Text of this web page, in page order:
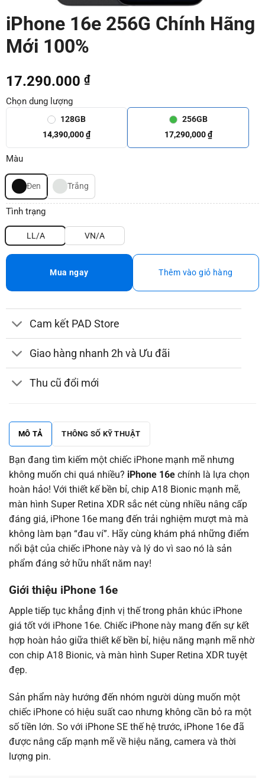
iPhone 16e 256G Chính Hãng
Mới 100%
17.290.000 ₫
Chọn dung lượng
128GB
14,390,000 ₫
256GB
17,290,000 ₫
Màu
Đen Trắng
Tình trạng
LL/A VN/A
Thêm vào giỏ hàng
Mua ngay
Cam kết PAD Store
Giao hàng nhanh 2h và Ưu đãi
Thu cũ đổi mới
MÔ TẢ THÔNG SỐ KỸ THUẬT
Bạn đang tìm kiếm một chiếc iPhone mạnh mẽ nhưng
không muốn chi quá nhiều? iPhone 16e chính là lựa chọn
hoàn hảo! Với thiết kế bền bỉ, chip A18 Bionic mạnh mẽ,
màn hình Super Retina XDR sắc nét cùng nhiều nâng cấp
đáng giá, iPhone 16e mang đến trải nghiệm mượt mà mà
không làm bạn “đau ví”. Hãy cùng khám phá những điểm
nổi bật của chiếc iPhone này và lý do vì sao nó là sản
phẩm đáng sở hữu nhất năm nay!
Giới thiệu iPhone 16e
Apple tiếp tục khẳng định vị thế trong phân khúc iPhone
giá tốt với iPhone 16e. Chiếc iPhone này mang đến sự kết
hợp hoàn hảo giữa thiết kế bền bỉ, hiệu năng mạnh mẽ nhờ
con chip A18 Bionic, và màn hình Super Retina XDR tuyệt
đẹp.
Sản phẩm này hướng đến nhóm người dùng muốn một
chiếc iPhone có hiệu suất cao nhưng không cần bỏ ra một
số tiền lớn. So với iPhone SE thế hệ trước, iPhone 16e đã
được nâng cấp mạnh mẽ về hiệu năng, camera và thời
lượng pin.